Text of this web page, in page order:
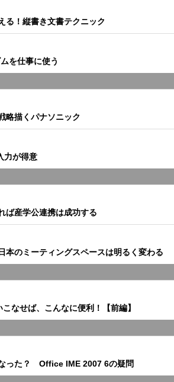
る！縦書き文書テクニック
を仕事に使う
略描くパナソニック
力が得意
ば産学公連携は成功する
本のミーティングスペースは明るく変わる
なせば、こんなに便利！【前編】
った？ Office IME 2007 6の疑問